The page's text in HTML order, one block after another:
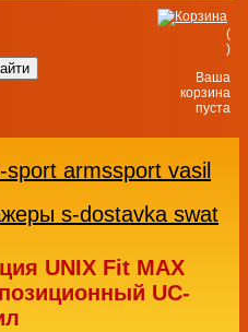
(
)
Ваша
корзина
пуста
armssport vasil
s-dostavka swat
UNIX Fit MAX
UC-